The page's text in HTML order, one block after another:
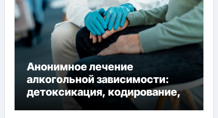
Анонимное лечение
алкогольной зависимости:
детоксикация, кодирование,
реабилитация, полный курс и